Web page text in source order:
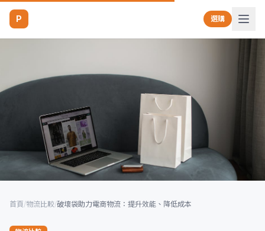
P 選購
首頁/物流比較/破壞袋助力電商物流：提升效能、降低成本